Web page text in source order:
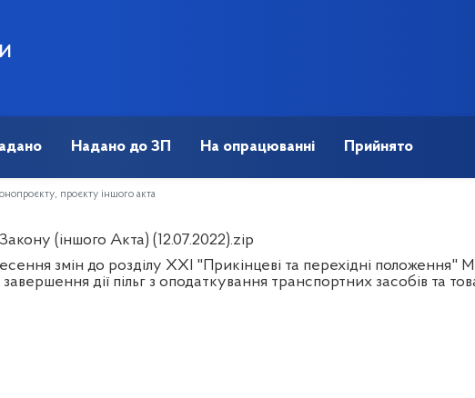
Надано до ЗП На опрацюванні Прийнято
проєкту іншого акта
(іншого Акта) (12.07.2022).zip
змін до розділу XXI "Прикінцеві та перехідні положення"
дії пільг з оподаткування транспортних засобів та